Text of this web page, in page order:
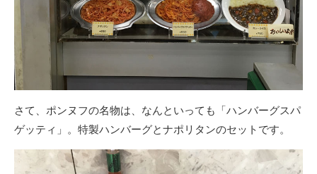
さて、ポンヌフの名物は、なんといっても「ハンバーグスパ
ゲッティ」。特製ハンバーグとナポリタンのセットです。